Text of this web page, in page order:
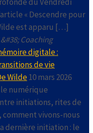
« Descendre pour
est apparu […]
Coaching
digitale :
de vie
Wilde10 mars 2026
numérique
initiations, rites de
vivons-nous
dernière initiation : le